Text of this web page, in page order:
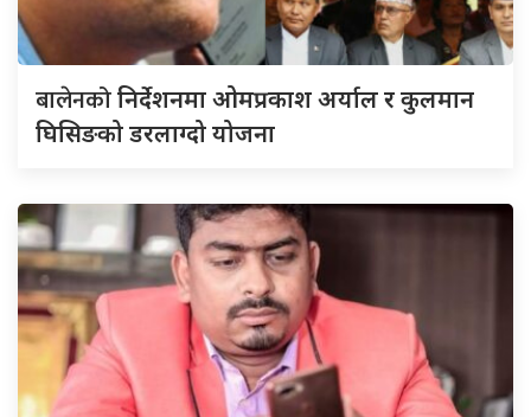
बालेनकोनिर्देशनमा ओमप्रकाश अर्याल र कुलमान
घिसिङको डरलाग्दो योजना